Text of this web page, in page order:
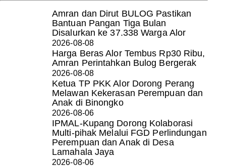
Amran dan Dirut BULOG Pastikan
Bantuan Pangan Tiga Bulan
Disalurkan ke 37.338 Warga Alor
2026-08-08
Harga Beras Alor Tembus Rp30 Ribu,
Amran Perintahkan Bulog Bergerak
2026-08-08
Ketua TP PKK Alor Dorong Perang
Melawan Kekerasan Perempuan dan
Anak di Binongko
2026-08-06
IPMAL-Kupang Dorong Kolaborasi
Multi-pihak Melalui FGD Perlindungan
Perempuan dan Anak di Desa
Lamahala Jaya
2026-08-06